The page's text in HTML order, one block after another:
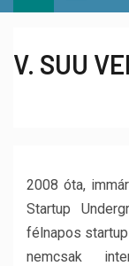
V. SUU
2008 óta,
Startup
félnapos
nemcsak